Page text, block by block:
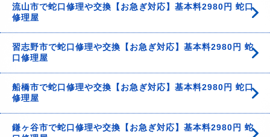
流山市で蛇口修理や交換【お急ぎ対応】基本料2980円 蛇口
修理屋
習志野市で蛇口修理や交換【お急ぎ対応】基本料2980円 蛇
口修理屋
船橋市で蛇口修理や交換【お急ぎ対応】基本料2980円 蛇口
修理屋
鎌ヶ谷市で蛇口修理や交換【お急ぎ対応】基本料2980円 蛇